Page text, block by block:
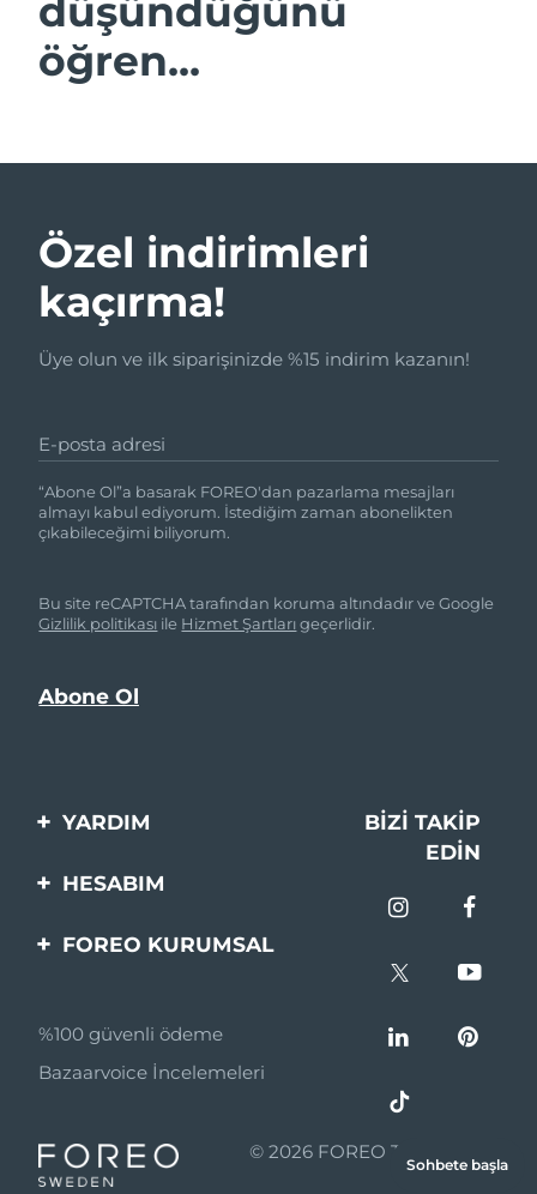
düşündüğünü
öğren...
Özel indirimleri
kaçırma!
Üye olun ve ilk siparişinizde %15 indirim kazanın!
E-posta adresi
“Abone Ol”a basarak FOREO'dan pazarlama mesajları
almayı kabul ediyorum. İstediğim zaman abonelikten
çıkabileceğimi biliyorum.
Bu site reCAPTCHA tarafından koruma altındadır ve Google
Gizlilik politikası ile Hizmet Şartlarıgeçerlidir.
YARDIM
Bi̇zi̇mle İleti̇şi̇me Geçi̇n
BIZI TAKIP
EDIN
HESABIM
Ürün Kaydı
FOREO KURUMSAL
Ortaklik Programi
Ortaklık haberleri
Perakende Satış
%100 güvenli ödeme
Bazaarvoice İncelemeleri
© 2026 FOREO Tüm hakları
saklıdır.
Sohbete başla